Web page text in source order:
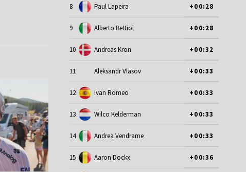
8 Paul Lapeira +00:28
9 Alberto Bettiol +00:28
10 Andreas Kron +00:32
11 Aleksandr Vlasov +00:33
12 Ivan Romeo +00:33
13 Wilco Kelderman +00:33
14 Andrea Vendrame +00:33
15 Aaron Dockx +00:36